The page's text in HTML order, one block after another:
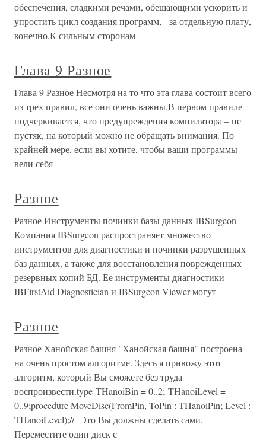
обеспечения, сладкими речами, обещающими ускорить и
упростить цикл создания программ, - за отдельную плату,
конечно.К сильным сторонам
Глава 9 Разное
Глава 9 Разное Несмотря на то что эта глава состоит всего
из трех правил, все они очень важны.В первом правиле
подчеркивается, что предупреждения компилятора – не
пустяк, на который можно не обращать внимания. По
крайней мере, если вы хотите, чтобы ваши программы
вели себя
Разное
Разное Инструменты починки базы данных IBSurgeon
Компания IBSurgeon распространяет множество
инструментов для диагностики и починки разрушенных
баз данных, а также для восстановления поврежденных
резервных копий БД. Ее инструменты диагностики
IBFirstAid Diagnostician и IBSurgeon Viewer могут
Разное
Разное Ханойская башня "Ханойская башня" построена
на очень простом алгоритме. Здесь я привожу этот
алгоритм, который Вы сможете без труда
воспроизвести.type THanoiBin = 0..2; THanoiLevel =
0..9;procedure MoveDisc(FromPin, ToPin : THanoiPin; Level :
THanoiLevel);// Это Вы должны сделать сами.
Переместите один диск с